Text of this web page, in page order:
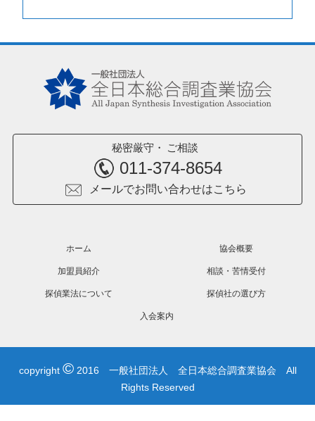
秘密厳守 ご相談
011-374-8654
メールでお問い合わせはこちら
ホーム 協会概要
加盟員紹介 相談・苦情受付
探偵業法について 探偵社の選び方
入会案内
copyright ©2016 一般社団法人 全日本総合調査業協会 All
Rights Reserved